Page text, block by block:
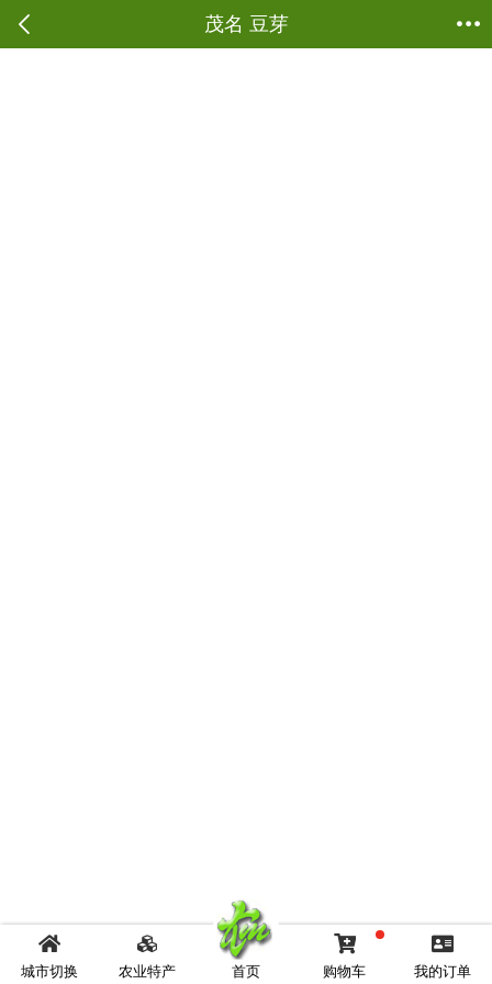
茂名 豆芽
当前位置： 蔬菜鲜肉 ->豆芽
城市切换 农业特产 首页 购物车 我的订单